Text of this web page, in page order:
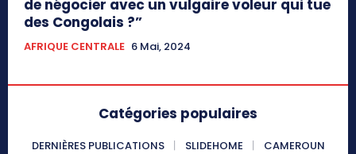
de négocier avec un vulgaire voleur qui tue
des Congolais ?”
AFRIQUE CENTRALE 6 Mai, 2024
Catégories populaires
DERNIÈRES PUBLICATIONS SLIDEHOME
CAMEROUN